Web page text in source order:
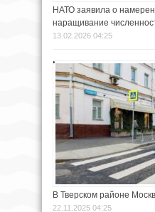
НАТО заявила о
наращивание
13.02.2026 04:25
В Тверском районе
22.11.2025 04:25